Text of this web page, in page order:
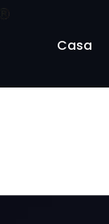
Casa